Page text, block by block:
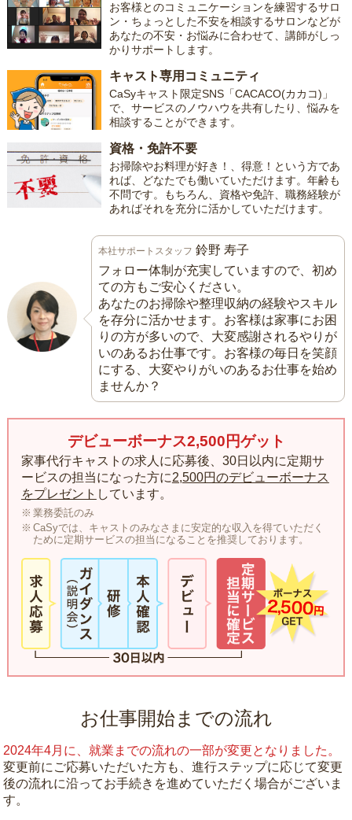
お客様とのコミュニケーションを練習するサロ
ン・ちょっとした不安を相談するサロンなどが
あなたの不安・お悩みに合わせて、講師がしっ
かりサポートします。
キャスト専用コミュニティ
CaSyキャスト限定SNS「CACACO(カカコ)」
で、サービスのノウハウを共有したり、悩みを
相談することができます。
資格・免許不要
お掃除やお料理が好き！、得意！という方であ
れば、どなたでも働いていただけます。年齢も
不問です。もちろん、資格や免許、職務経験が
あればそれを充分に活かしていただけます。
本社サポートスタッフ 鈴野 寿子
フォロー体制が充実していますので、初め
ての方もご安心ください。
あなたのお掃除や整理収納の経験やスキル
を存分に活かせます。お客様は家事にお困
りの方が多いので、大変感謝されるやりが
いのあるお仕事です。お客様の毎日を笑顔
にする、大変やりがいのあるお仕事を始め
ませんか？
デビューボーナス2,500円ゲット
家事代行キャストの求人に応募後、30日以内に定期サ
ービスの担当になった方に2,500円のデビューボーナス
をプレゼント しています。
業務委託のみ
CaSyでは、キャストのみなさまに安定的な収入を得ていただく
ために定期サービスの担当になることを推奨しております。
お仕事開始までの流れ
2024年4月に、就業までの流れの一部が変更となりました。
変更前にご応募いただいた方も、進行ステップに応じて変更
後の流れに沿ってお手続きを進めていただく場合がございま
す。